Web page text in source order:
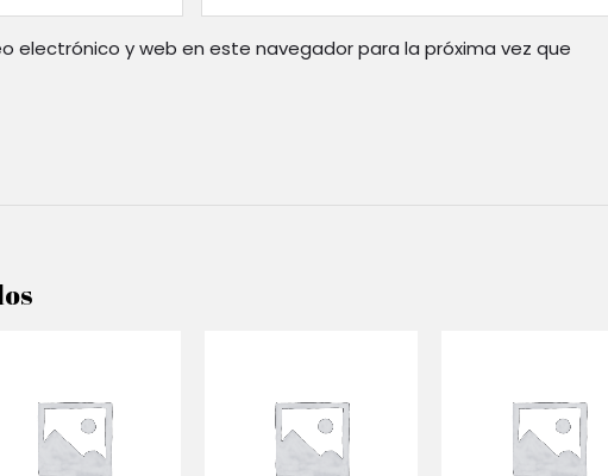
electrónico y web en este navegador para la próxima vez que